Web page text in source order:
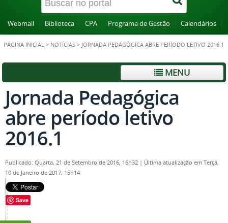
Webmail Biblioteca CPA Programa de Gestão Calendários
PÁGINA INICIAL > NOTÍCIAS > JORNADA PEDAGÓGICA ABRE PERÍODO LETIVO 2016.1
MENU
Jornada Pedagógica
abre período letivo
2016.1
Publicado: Quarta, 21 de Setembro de 2016, 16h32 | Última atualização em Terça,
10 de Janeiro de 2017, 15h14
Save